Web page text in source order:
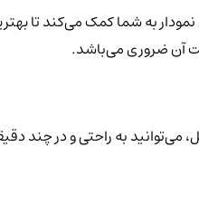
به شما کمک می‌کند تا
آن ضروری می‌باشد.
می‌توانید به راحتی و در چند